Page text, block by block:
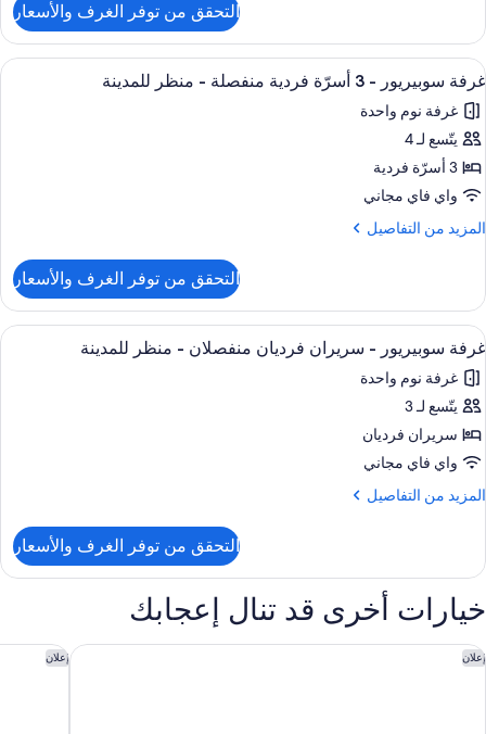
منظر
للمدينة
غرفة
سوبيريور
-
عدة
أسرّة
للمدينة
التحقق من توفر الغرف والأسعار
استعراض
جميع
صور
غرفة
سوبيريور
-
3
أسرّة
منفصلة
منظر
للمدينة
ملاءات من القطن المصري وأغطية فراش
7
غرفة سوبيريور - 3 أسرّة فردية منفصلة - منظر للمدينة
غرفة نوم واحدة
يتّسع لـ 4
3 أسرّة فردية
واي فاي مجاني
المزيد من التفاصيل
المزيد
غرفة
سوبيريور
-
أسرّة
فردية
-
منظر
التحقق من توفر الغرف والأسعار
استعراض
جميع
صور
غرفة
سوبيريور
-
سريران
فرديان
-
منظر
للمدينة
ملاءات من القطن المصري وأغطية فراش
7
غرفة سوبيريور - سريران فرديان منفصلان - منظر للمدينة
غرفة نوم واحدة
يتّسع لـ 3
سريران فرديان
واي فاي مجاني
المزيد من التفاصيل
المزيد
غرفة
سوبيريور
-
سريران
فرديان
منفصلان
التحقق من توفر الغرف والأسعار
خيارات أخرى قد تنال إعجابك
إعلان
فندق سجى المدينة إعلان
فندق